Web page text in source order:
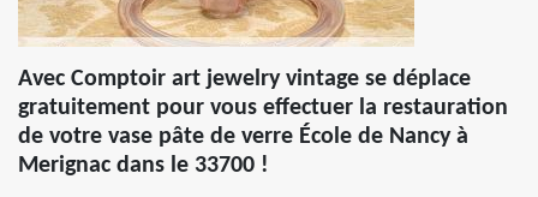
Avec Comptoir art jewelry vintage se déplace
gratuitement pour vous effectuer la restauration
de votre vase pâte de verre École de Nancy à
Merignac dans le 33700 !